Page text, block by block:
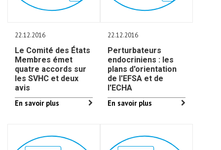
22.12.2016
Le Comité des États
Membres émet
quatre accords sur
les SVHC et deux
avis
En savoir plus
22.12.2016
Perturbateurs
endocriniens : les
plans d'orientation
de l'EFSA et de
l'ECHA
En savoir plus